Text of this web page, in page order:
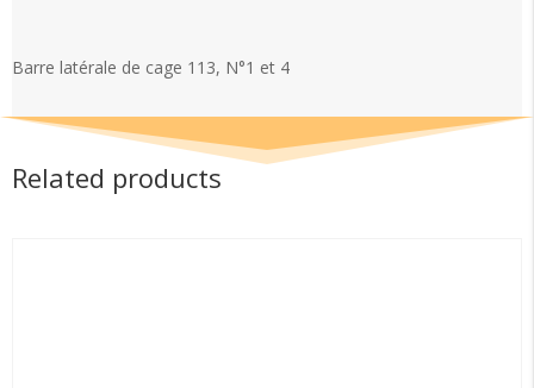
quantity
Barre latérale de cage 113, N°1 et 4
Related products